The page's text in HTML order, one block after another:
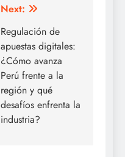
Next:
Regulación de
apuestas digitales:
¿Cómo avanza
Perú frente a la
región y qué
desafíos enfrenta la
industria?